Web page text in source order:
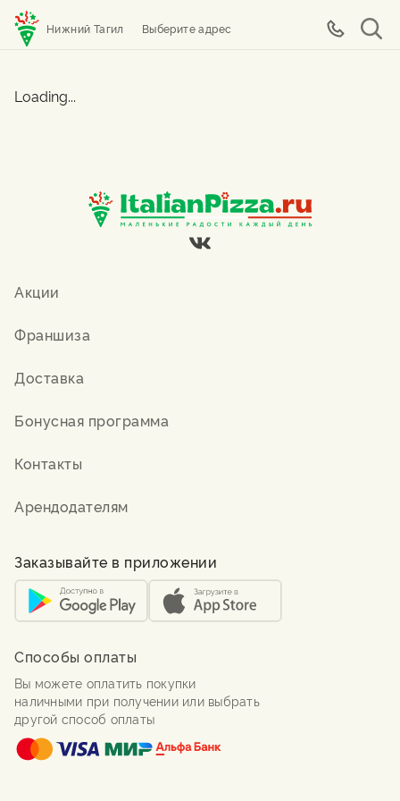
Нижний Тагил Выберите адрес
Loading...
Акции
Франшиза
Доставка
Бонусная программа
Контакты
Арендодателям
Заказывайте в приложении
Способы оплаты
Вы можете оплатить покупки
наличными при получении или выбрать
другой способ оплаты